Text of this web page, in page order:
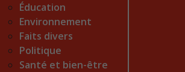
Éducation
Environnement
Faits divers
Politique
Santé et bien-être